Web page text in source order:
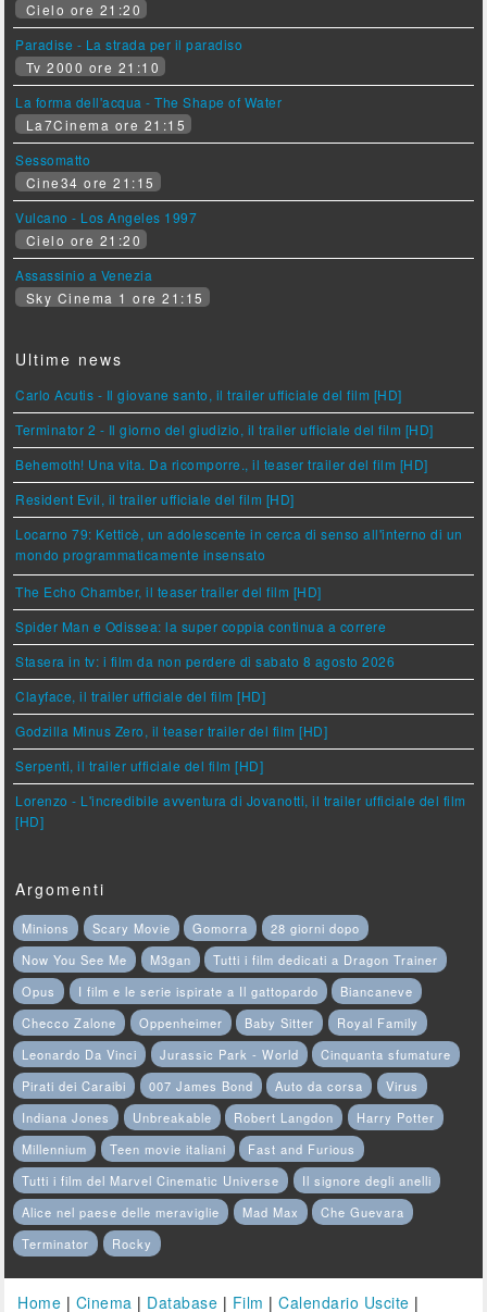
Cielo ore 21:20
Paradise - La strada per il paradiso
Tv 2000 ore 21:10
La forma dell'acqua - The Shape of Water
La7Cinema ore 21:15
Sessomatto
Cine34 ore 21:15
Vulcano - Los Angeles 1997
Cielo ore 21:20
Assassinio a Venezia
Sky Cinema 1 ore 21:15
Ultime news
Carlo Acutis - Il giovane santo, il trailer ufficiale del film [HD]
Terminator 2 - Il giorno del giudizio, il trailer ufficiale del film [HD]
Behemoth! Una vita. Da ricomporre., il teaser trailer del film [HD]
Resident Evil, il trailer ufficiale del film [HD]
Locarno 79: Ketticè, un adolescente in cerca di senso all'interno di un
mondo programmaticamente insensato
The Echo Chamber, il teaser trailer del film [HD]
Spider Man e Odissea: la super coppia continua a correre
Stasera in tv: i film da non perdere di sabato 8 agosto 2026
Clayface, il trailer ufficiale del film [HD]
Godzilla Minus Zero, il teaser trailer del film [HD]
Serpenti, il trailer ufficiale del film [HD]
Lorenzo - L'incredibile avventura di Jovanotti, il trailer ufficiale del film
[HD]
Argomenti
Minions Scary Movie Gomorra
28 giorni dopo
Now You See Me
M3gan
Tutti i film dedicati a Dragon Trainer
Opus
I film e le serie ispirate a Il gattopardo
Biancaneve
Checco Zalone
Oppenheimer Baby Sitter
Royal Family
Leonardo Da Vinci
Jurassic Park - World
Cinquanta sfumature
Pirati dei Caraibi
007 James Bond Auto da corsa
Virus
Indiana Jones
Unbreakable Robert Langdon
Harry Potter
Millennium
Teen movie italiani
Fast and Furious
Tutti i film del Marvel Cinematic Universe
Il signore degli anelli
Alice nel paese delle meraviglie
Mad Max
Che Guevara
Terminator
Rocky
Home | Cinema | Database | Film |Calendario Uscite |